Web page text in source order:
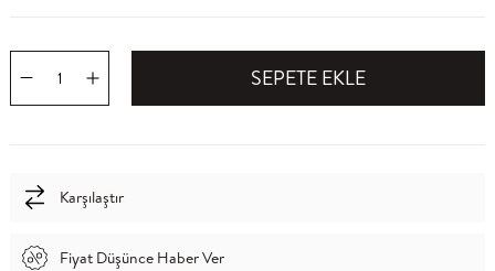
Karşılaştır
Fiyat Düşünce Haber Ver